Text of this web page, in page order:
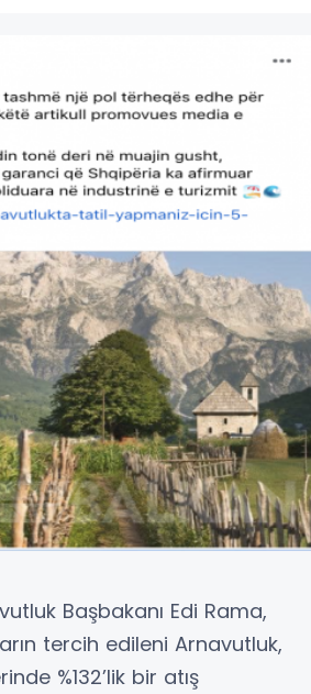
Başbakanı Edi Rama,
tercih edileni Arnavutluk,
%132’lik bir atış